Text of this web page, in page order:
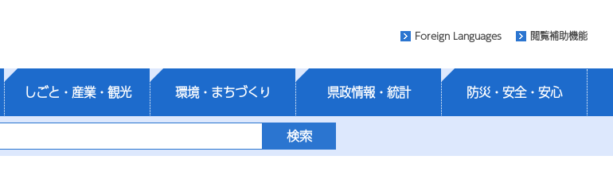
Foreign Languages 閲覧補助機能
しごと・産業・観光 環境・まちづくり 県政情報・統計 防災・安全・安心